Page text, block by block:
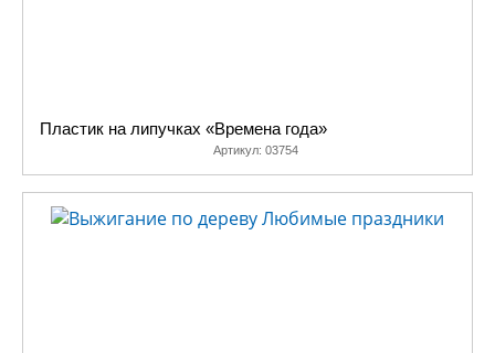
Пластик на липучках «Времена года»
Артикул: 03754